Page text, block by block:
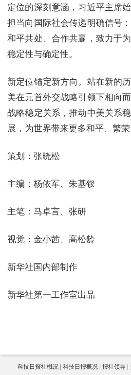
定位的深刻意涵，习近平主席
担当向国际社会传递明确信号
和平共处、合作共赢，致力于
稳定性与确定性。
新定位锚定新方向。站在新的
美在元首外交战略引领下相向
战略稳定关系，推动中美关系
展，为世界带来更多和平、繁荣
策划：张晓松
主编：杨依军、朱基钗
主笔：马卓言、张研
视觉：金小茜、高松龄
新华社国内部制作
新华社第一工作室出品
科技日报社概况 科技日报概况 报社领导